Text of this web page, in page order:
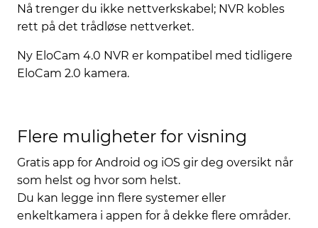
Nå trenger du ikke nettverkskabel; NVR kobles
rett på det trådløse nettverket.
Ny EloCam 4.0 NVR er kompatibel med tidligere
EloCam 2.0 kamera.
Flere muligheter for visning
Gratis app for Android og iOS gir deg oversikt når
som helst og hvor som helst.
Du kan legge inn flere systemer eller
enkeltkamera i appen for å dekke flere områder.